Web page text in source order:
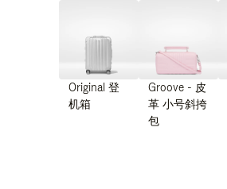
Original 登
机箱
Groove - 皮
革 小号斜挎
包